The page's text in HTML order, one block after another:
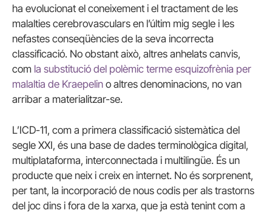
ha evolucionat el coneixement i el tractament de les
malalties cerebrovasculars en l’últim mig segle i les
nefastes conseqüències de la seva incorrecta
classificació. No obstant això, altres anhelats canvis,
com la substitució del polèmic terme esquizofrènia per
malaltia de Kraepelin o altres denominacions, no van
arribar a materialitzar-se.
L’ICD-11, com a primera classificació sistemàtica del
segle XXI, és una base de dades terminològica digital,
multiplataforma, interconnectada i multilingüe. És un
producte que neix i creix en internet. No és sorprenent,
per tant, la incorporació de nous codis per als trastorns
del joc dins i fora de la xarxa, que ja està tenint com a